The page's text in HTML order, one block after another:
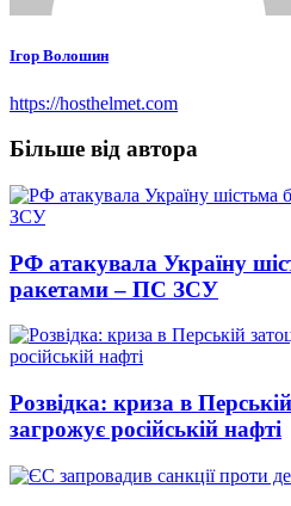
Ігор Волошин
https://hosthelmet.com
Більше від автора
РФ атакувала Україну
ракетами – ПС ЗСУ
Розвідка: криза в
загрожує російській нафті